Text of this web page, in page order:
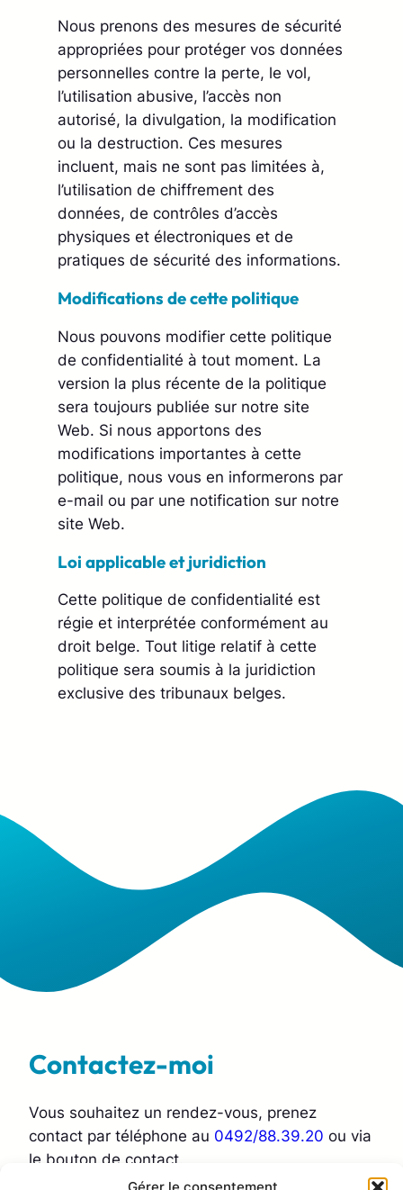
Nous prenons des mesures de sécurité
appropriées pour protéger vos données
personnelles contre la perte, le vol,
l’utilisation abusive, l’accès non
autorisé, la divulgation, la modification
ou la destruction. Ces mesures
incluent, mais ne sont pas limitées à,
l’utilisation de chiffrement des
données, de contrôles d’accès
physiques et électroniques et de
pratiques de sécurité des informations.
Modifications de cette politique
Nous pouvons modifier cette politique
de confidentialité à tout moment. La
version la plus récente de la politique
sera toujours publiée sur notre site
Web. Si nous apportons des
modifications importantes à cette
politique, nous vous en informerons par
e-mail ou par une notification sur notre
site Web.
Loi applicable et juridiction
Cette politique de confidentialité est
régie et interprétée conformément au
droit belge. Tout litige relatif à cette
politique sera soumis à la juridiction
exclusive des tribunaux belges.
Contactez-moi
Vous souhaitez un rendez-vous, prenez
contact par téléphone au 0492/88.39.20 ou via
le bouton de contact.